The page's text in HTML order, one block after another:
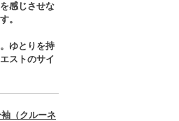
感じさせな
。
ゆとりを持
ストのサイ
（クルーネ